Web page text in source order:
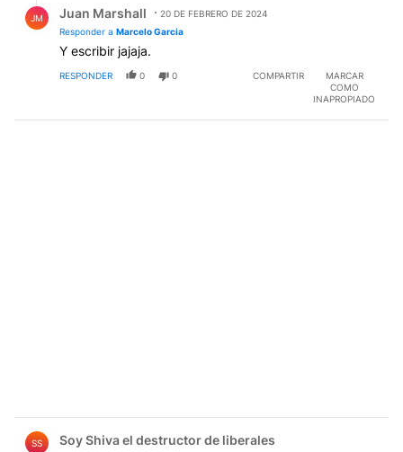
JM Juan Marshall
20 DE FEBRERO DE 2024
Responder a Marcelo Garcia
Y escribir jajaja.
RESPONDER 0 0 COMPARTIR
MARCAR
COMO
INAPROPIADO
SS Soy Shiva el destructor de liberales